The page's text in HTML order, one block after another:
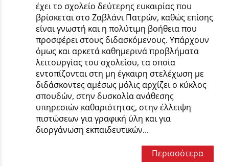
έχει το σχολείο δεύτερης ευκαιρίας που
βρίσκεται στο Ζαβλάνι Πατρών, καθώς επίσης
είναι γνωστή και η πολύτιμη βοήθεια που
προσφέρει στους διδασκόμενους. Υπάρχουν
όμως και αρκετά καθημερινά προβλήματα
λειτουργίας του σχολείου, τα οποία
εντοπίζονται στη μη έγκαιρη στελέχωση με
διδάσκοντες αμέσως μόλις αρχίζει ο κύκλος
σπουδών, στην δυσκολία ανάθεσης
υπηρεσιών καθαριότητας, στην έλλειψη
πιστώσεων για γραφική ύλη και για
διοργάνωση εκπαιδευτικών...
Περισσότερα